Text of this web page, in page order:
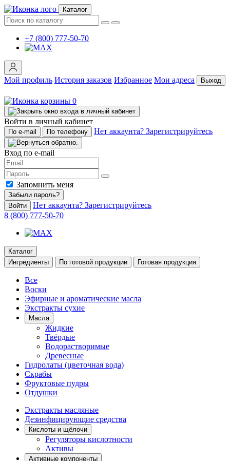
Каталог
+7 (800) 777-50-70
Мой профиль История заказов Избранное Мои адреса Выход
0
Войти в личный кабинет
По e-mail По телефону Нет аккаунта? Зарегистрируйтесь
Вход по e-mail
Запомнить меня
Забыли пароль?
Войти
Нет аккаунта? Зарегистрируйтесь
8 (800) 777-50-70
Каталог
Ингредиенты
По готовой продукции Готовая продукция
Все
Воски
Эфирные и ароматические масла
Экстракты сухие
Масла
Жидкие
Твёрдые
Водорастворимые
Древесные
Гидролаты (цветочная вода)
Скрабы
Фруктовые пудры
Отдушки
Экстракты масляные
Дезинфицирующие средства
Кислоты и щёлочи
Регуляторы кислотности
Активы
Активные компоненты